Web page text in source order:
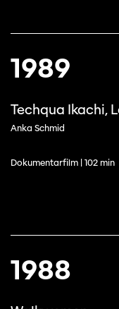
1989
Techqua Ikachi,
Anka Schmid
Dokumentarfilm | 102 min
1988